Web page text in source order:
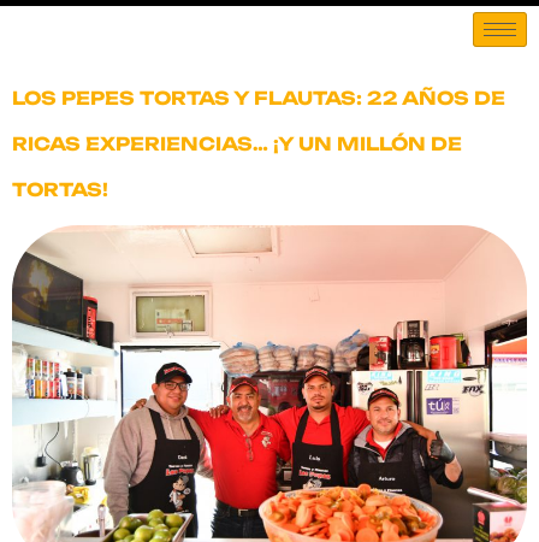
LOS PEPES TORTAS Y FLAUTAS: 22 AÑOS DE
RICAS EXPERIENCIAS… ¡Y UN MILLÓN DE
TORTAS!